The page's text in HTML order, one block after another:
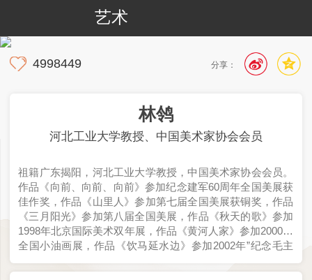
艺术
分享：
4998449
林鸰
河北工业大学教授、中国美术家协会会员
祖籍广东揭阳，河北工业大学教授，中国美术家协会会员。
作品《向前、向前、向前》参加纪念建军60周年全国美展获
佳作奖，作品《山里人》参加第七届全国美展获铜奖，作品
《三月阳光》参加第八届全国美展，作品《秋天的歌》参加
1998年北京国际美术双年展，作品《黄河人家》参加2000年
全国小油画展，作品《饮马延水边》参加2002年”纪念毛主